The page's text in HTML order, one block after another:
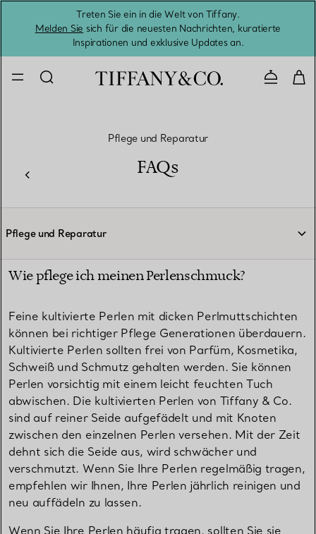
Treten Sie ein in die Welt von Tiffany.
Melden Sie sich für die neuesten Nachrichten, kuratierte
Inspirationen und exklusive Updates an.
Pflege und Reparatur
FAQs
Pflege und Reparatur
Wie pflege ich meinen Perlenschmuck?
Feine kultivierte Perlen mit dicken Perlmuttschichten
können bei richtiger Pflege Generationen überdauern.
Kultivierte Perlen sollten frei von Parfüm, Kosmetika,
Schweiß und Schmutz gehalten werden. Sie können
Perlen vorsichtig mit einem leicht feuchten Tuch
abwischen. Die kultivierten Perlen von Tiffany & Co.
sind auf reiner Seide aufgefädelt und mit Knoten
zwischen den einzelnen Perlen versehen. Mit der Zeit
dehnt sich die Seide aus, wird schwächer und
verschmutzt. Wenn Sie Ihre Perlen regelmäßig tragen,
empfehlen wir Ihnen, Ihre Perlen jährlich reinigen und
neu auffädeln zu lassen.
Wenn Sie Ihre Perlen häufig tragen, sollten Sie sie